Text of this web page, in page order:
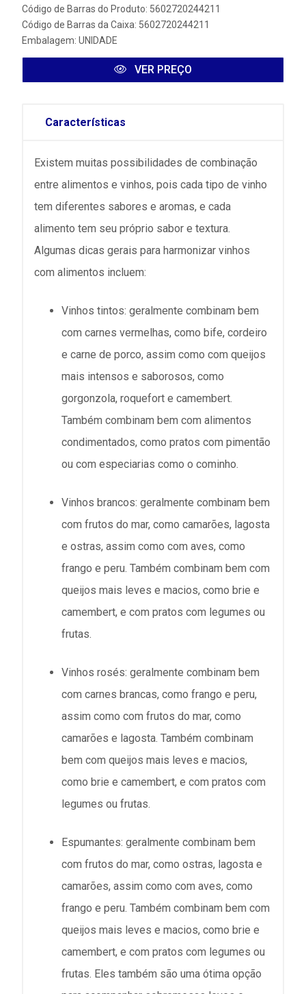
Código de Barras do Produto: 5602720244211
Código de Barras da Caixa: 5602720244211
Embalagem: UNIDADE
VER PREÇO
Características
Existem muitas possibilidades de combinação
entre alimentos e vinhos, pois cada tipo de vinho
tem diferentes sabores e aromas, e cada
alimento tem seu próprio sabor e textura.
Algumas dicas gerais para harmonizar vinhos
com alimentos incluem:
Vinhos tintos: geralmente combinam bem
com carnes vermelhas, como bife, cordeiro
e carne de porco, assim como com queijos
mais intensos e saborosos, como
gorgonzola, roquefort e camembert.
Também combinam bem com alimentos
condimentados, como pratos com pimentão
ou com especiarias como o cominho.
Vinhos brancos: geralmente combinam bem
com frutos do mar, como camarões, lagosta
e ostras, assim como com aves, como
frango e peru. Também combinam bem com
queijos mais leves e macios, como brie e
camembert, e com pratos com legumes ou
frutas.
Vinhos rosés: geralmente combinam bem
com carnes brancas, como frango e peru,
assim como com frutos do mar, como
camarões e lagosta. Também combinam
bem com queijos mais leves e macios,
como brie e camembert, e com pratos com
legumes ou frutas.
Espumantes: geralmente combinam bem
com frutos do mar, como ostras, lagosta e
camarões, assim como com aves, como
frango e peru. Também combinam bem com
queijos mais leves e macios, como brie e
camembert, e com pratos com legumes ou
frutas. Eles também são uma ótima opção